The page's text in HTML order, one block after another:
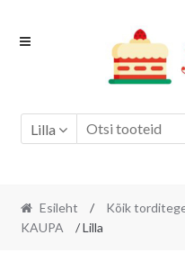
Skip
Skip
Lilla
Esileht /
Kõik
KAUPA
/ Lilla